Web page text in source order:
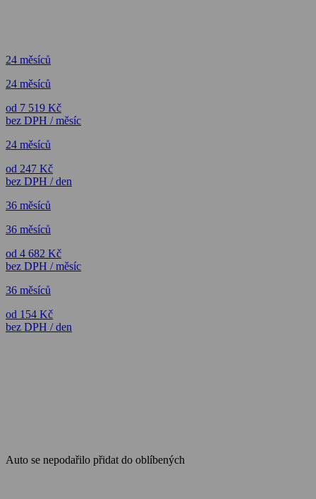
24 měsíců
24 měsíců
od 7 519 Kč
bez DPH / měsíc
24 měsíců
od 247 Kč
bez DPH / den
36 měsíců
36 měsíců
od 4 682 Kč
bez DPH / měsíc
36 měsíců
od 154 Kč
bez DPH / den
Auto se nepodařilo přidat do oblíbených